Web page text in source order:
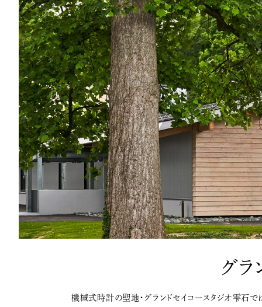
グラ
機械式時計の聖地・グランドセイコースタジオ雫石で